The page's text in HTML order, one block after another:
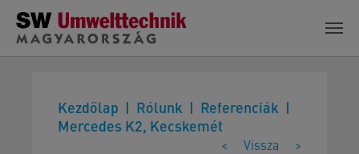
Skip to main content
Kezdőlap Rólunk
Referenciák
Mercedes K2, Kecskemét
< Vissza >